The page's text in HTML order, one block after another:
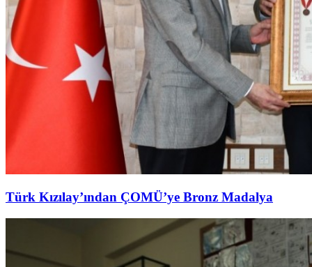
Türk Kızılay’ından ÇOMÜ’ye Bronz Madalya